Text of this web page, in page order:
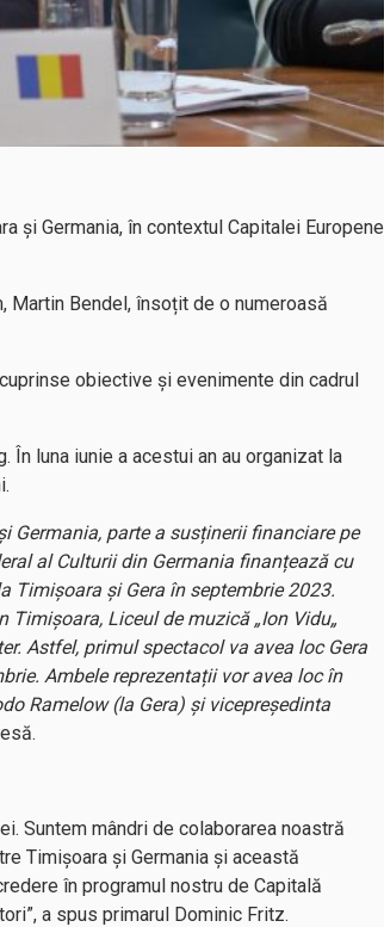
și Germania, în contextul Capitalei Europene
Martin Bendel, însoțit de o numeroasă
obiective și evenimente din cadrul
În luna iunie a acestui an au organizat la
Germania, parte a susținerii financiare pe
al Culturii din Germania finanțează cu
Timișoara și Gera în septembrie 2023.
Liceul de muzică „Ion Vidu„
Astfel, primul spectacol va avea loc Gera
Ambele reprezentații vor avea loc în
Ramelow (la Gera) și vicepreședinta
Suntem mândri de colaborarea noastră
Timișoara și Germania și această
în programul nostru de Capitală
a spus primarul Dominic Fritz.